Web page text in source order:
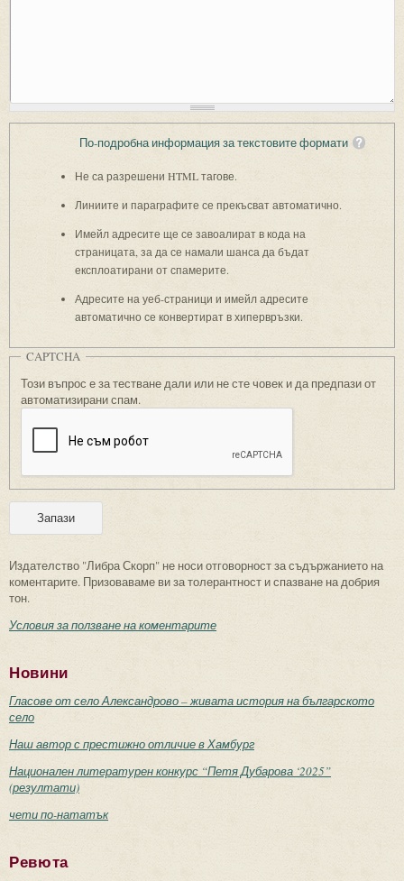
По-подробна информация за текстовите формати
Не са разрешени HTML тагове.
Линиите и параграфите се прекъсват автоматично.
Имейл адресите ще се завоалират в кода на
страницата, за да се намали шанса да бъдат
експлоатирани от спамерите.
Адресите на уеб-страници и имейл адресите
автоматично се конвертират в хипервръзки.
CAPTCHA
Този въпрос е за тестване дали или не сте човек и да предпази от
автоматизирани спам.
Издателство "Либра Скорп" не носи отговорност за съдържанието на
коментарите. Призоваваме ви за толерантност и спазване на добрия
тон.
Условия за ползване на коментарите
Новини
Гласове от село Александрово – живата история на българското
село
Наш автор с престижно отличие в Хамбург
Национален литературен конкурс “Петя Дубарова ‘2025”
(резултати)
чети по-нататък
Ревюта